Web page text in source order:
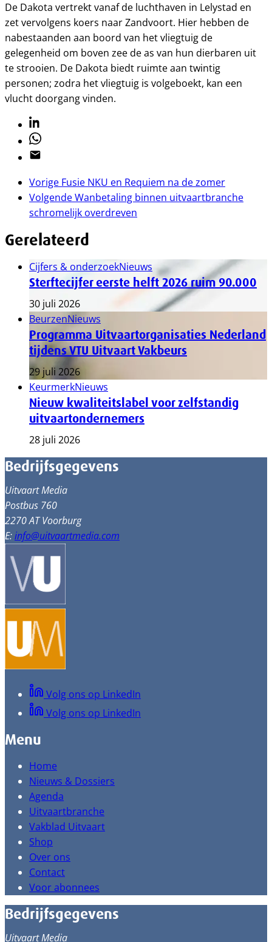
De Dakota vertrekt vanaf de luchthaven in Lelystad en
zet vervolgens koers naar Zandvoort. Hier hebben de
nabestaanden aan boord van het vliegtuig de
gelegenheid om boven zee de as van hun dierbaren uit
te strooien. De Dakota biedt ruimte aan twintig
personen; zodra het vliegtuig is volgeboekt, kan een
vlucht doorgang vinden.
Linkedin
Whatsapp
Email
Vorige Fusie NKU en Requiem na de zomer
VolgendeWanbetaling binnen uitvaartbranche
schromelijk overdreven
Gerelateerd
Cijfers & onderzoekNieuws
Sterftecijfer eerste helft 2026 ruim 90.000
30 juli 2026
BeurzenNieuws
Programma Uitvaartorganisaties Nederland
tijdens VTU Uitvaart Vakbeurs
29 juli 2026
KeurmerkNieuws
Nieuw kwaliteitslabel voor zelfstandig
uitvaartondernemers
28 juli 2026
Bedrijfsgegevens
Uitvaart Media
Postbus 760
2270 AT Voorburg
E:info@uitvaartmedia.com
Volg ons op LinkedIn
Volg ons op LinkedIn
Menu
Home
Nieuws & Dossiers
Agenda
Uitvaartbranche
Vakblad Uitvaart
Shop
Over ons
Contact
Voor abonnees
Bedrijfsgegevens
Uitvaart Media